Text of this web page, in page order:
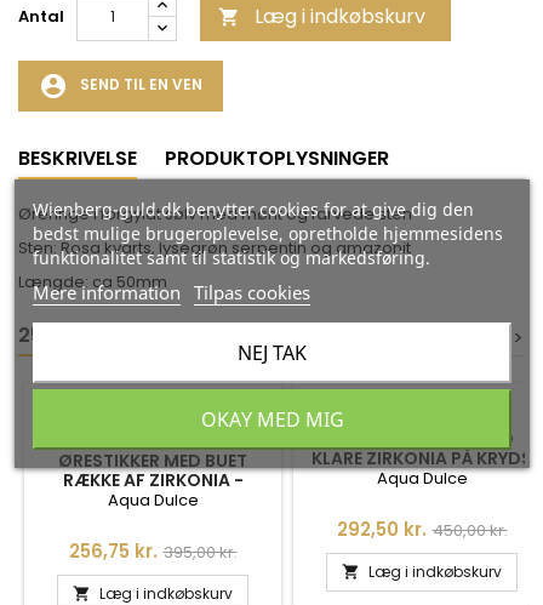
Antal  Læg i indkøbskurv
account_circle SEND TIL EN VEN
BESKRIVELSE PRODUKTOPLYSNINGER
Øreringe i forgyldt sølv med mønt og farvede sten
Sten: Rosa kvarts, lysegrøn serpentin og amazonit
Længde: ca 50mm
25 ANDRE VARER I DEN SAMME KATEGORI: >
ØRESTIKKER MED BUET
RÆKKE AF ZIRKONIA -
ISABELLA - 4482
Aqua Dulce
Pris
256,75 kr. Normalpris
395,00 kr.
 Læg i indkøbskurv
EARCUFF (1 STK.) MED
KLARE ZIRKONIA PÅ KRYDS
Aqua Dulce
Pris
292,50 kr. Normalpris
450,00 kr.
 Læg i indkøbskurv
Wienberg-guld.dk benytter cookies for at give dig den
bedst mulige brugeroplevelse, opretholde hjemmesidens
funktionalitet samt til statistik og markedsføring.
Mere information Tilpas cookies
NEJ TAK
OKAY MED MIG